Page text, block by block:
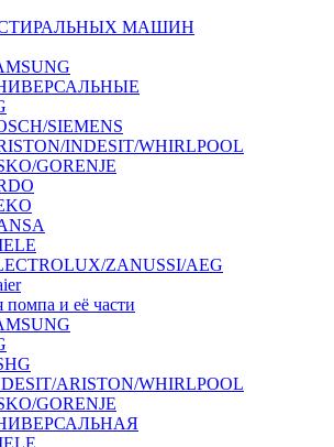
СТИРАЛЬНЫХ МАШИН
SIEMENS
INDESIT/WHIRLPOOL
GORENJE
ZANUSSI/AEG
помпа и её части
ARISTON/WHIRLPOOL
GORENJE